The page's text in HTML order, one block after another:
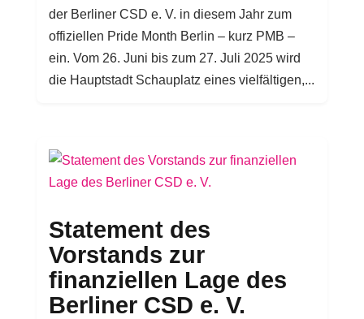
der Berliner CSD e. V. in diesem Jahr zum
offiziellen Pride Month Berlin – kurz PMB –
ein. Vom 26. Juni bis zum 27. Juli 2025 wird
die Hauptstadt Schauplatz eines vielfältigen,...
Statement des
Vorstands zur
finanziellen Lage des
Berliner CSD e. V.